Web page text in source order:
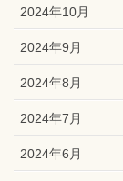
2024年10月
2024年9月
2024年8月
2024年7月
2024年6月